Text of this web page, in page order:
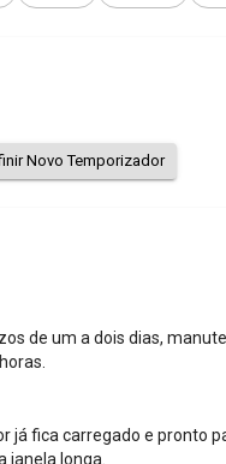
Novo Temporizador
de um a dois dias,
fica carregado e pronto
janela longa.